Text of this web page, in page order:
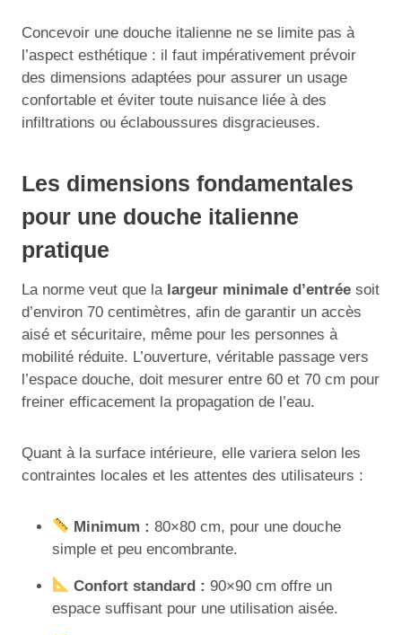
Concevoir une douche italienne ne se limite pas à
l’aspect esthétique : il faut impérativement prévoir
des dimensions adaptées pour assurer un usage
confortable et éviter toute nuisance liée à des
infiltrations ou éclaboussures disgracieuses.
Les dimensions fondamentales
pour une douche italienne
pratique
La norme veut que la largeur minimale d’entrée soit
d’environ 70 centimètres, afin de garantir un accès
aisé et sécuritaire, même pour les personnes à
mobilité réduite. L’ouverture, véritable passage vers
l’espace douche, doit mesurer entre 60 et 70 cm pour
freiner efficacement la propagation de l’eau.
Quant à la surface intérieure, elle variera selon les
contraintes locales et les attentes des utilisateurs :
Minimum : 80×80 cm, pour une douche
simple et peu encombrante.
Confort standard : 90×90 cm offre un
espace suffisant pour une utilisation aisée.